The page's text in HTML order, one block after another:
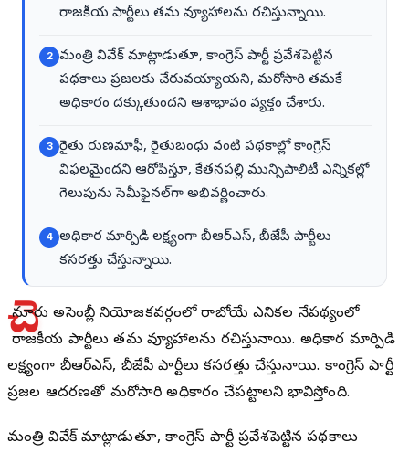
రాజకీయ పార్టీలు తమ వ్యూహాలను రచిస్తున్నాయి.
2 మంత్రి వివేక్ మాట్లాడుతూ, కాంగ్రెస్ పార్టీ ప్రవేశపెట్టిన
పథకాలు ప్రజలకు చేరువయ్యాయని, మరోసారి తమకే
అధికారం దక్కుతుందని ఆశాభావం వ్యక్తం చేశారు.
3 రైతు రుణమాఫీ, రైతుబంధు వంటి పథకాల్లో కాంగ్రెస్
విఫలమైందని ఆరోపిస్తూ, కేతనపల్లి మున్సిపాలిటీ ఎన్నికల్లో
గెలుపును సెమీఫైనల్‌గా అభివర్ణించారు.
4 అధికార మార్పిడి లక్ష్యంగా బీఆర్ఎస్, బీజేపీ పార్టీలు
కసరత్తు చేస్తున్నాయి.
న్నూరు అసెంబ్లీ నియోజకవర్గంలో రాబోయే ఎన్నికల నేపథ్యంలో
రాజకీయ పార్టీలు తమ వ్యూహాలను రచిస్తున్నాయి. అధికార మార్పిడి
లక్ష్యంగా బీఆర్ఎస్, బీజేపీ పార్టీలు కసరత్తు చేస్తున్నాయి. కాంగ్రెస్ పార్టీ
ప్రజల ఆదరణతో మరోసారి అధికారం చేపట్టాలని భావిస్తోంది.
మంత్రి వివేక్ మాట్లాడుతూ, కాంగ్రెస్ పార్టీ ప్రవేశపెట్టిన పథకాలు